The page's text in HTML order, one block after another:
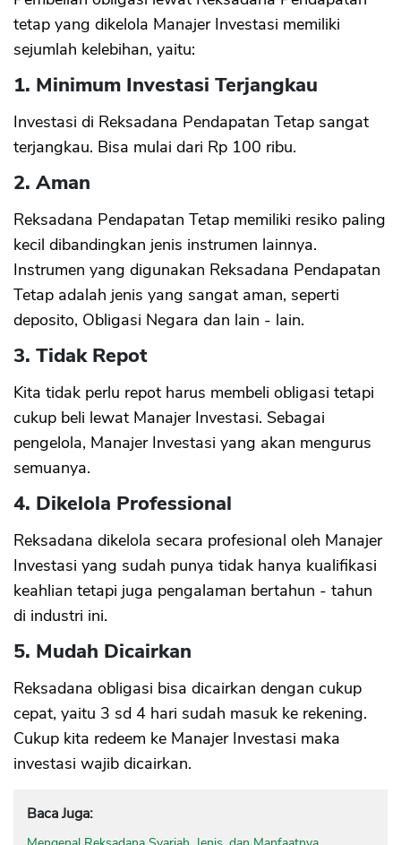
tetap yang dikelola Manajer Investasi memiliki
sejumlah kelebihan, yaitu:
1. Minimum Investasi Terjangkau
Investasi di Reksadana Pendapatan Tetap sangat
terjangkau. Bisa mulai dari Rp 100 ribu.
2. Aman
Reksadana Pendapatan Tetap memiliki resiko paling
kecil dibandingkan jenis instrumen lainnya.
Instrumen yang digunakan Reksadana Pendapatan
Tetap adalah jenis yang sangat aman, seperti
deposito, Obligasi Negara dan lain - lain.
3. Tidak Repot
Kita tidak perlu repot harus membeli obligasi tetapi
cukup beli lewat Manajer Investasi. Sebagai
pengelola, Manajer Investasi yang akan mengurus
semuanya.
4. Dikelola Professional
Reksadana dikelola secara profesional oleh Manajer
Investasi yang sudah punya tidak hanya kualifikasi
keahlian tetapi juga pengalaman bertahun - tahun
di industri ini.
5. Mudah Dicairkan
Reksadana obligasi bisa dicairkan dengan cukup
cepat, yaitu 3 sd 4 hari sudah masuk ke rekening.
Cukup kita redeem ke Manajer Investasi maka
investasi wajib dicairkan.
Baca Juga: